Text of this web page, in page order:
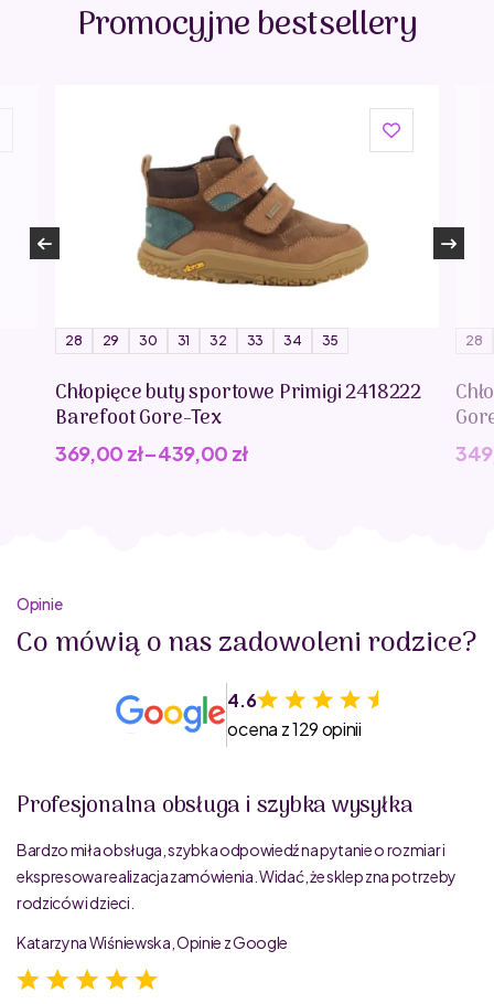
Promocyjne bestsellery
28 29 30 31 32 33 34 35
Chłopięce buty sportowe Primigi 2418222
Barefoot Gore-Tex
369,00 zł–439,00 zł
28
Opinie
Co mówią o nas zadowoleni rodzice?
4.6
ocena z 129 opinii
Profesjonalna obsługa i szybka wysyłka
Bardzo miła obsługa, szybka odpowiedź na pytanie o rozmiar i
ekspresowa realizacja zamówienia. Widać, że sklep zna potrzeby
rodziców i dzieci.
Katarzyna Wiśniewska, Opinie z Google